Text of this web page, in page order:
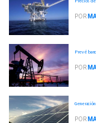
POR
Prevé
POR
POR